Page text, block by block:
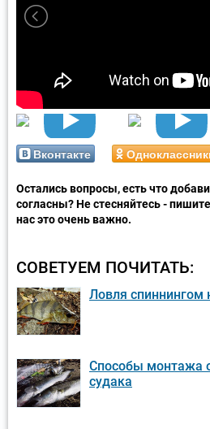
Вконтакте
Остались вопросы, есть что
согласны? Не стесняйтесь -
нас это очень важно.
СОВЕТУЕМ ПОЧИТАТЬ:
Ловля спиннингом
Способы монтажа
судака